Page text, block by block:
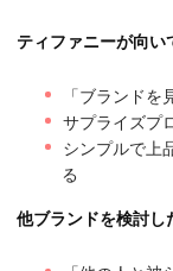
ティファニーが向い
「ブランドを
サプライズプ
シンプルで上
る
他ブランドを検討し